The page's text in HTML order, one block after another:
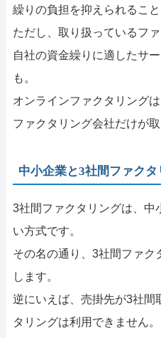
繰りの負担を抑えられること
ただし、取り扱っているフ
自社の資金繰りに適したサ
も。
オンラインファクタリング
ファクタリング会社だけが取
中小企業と3社間ファクタ
3社間ファクタリングは、中
い方式です。
その名の通り、3社間ファク
します。
逆にいえば、売掛先が3社間
タリングは利用できません。